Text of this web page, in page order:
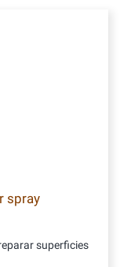
spray
superficies